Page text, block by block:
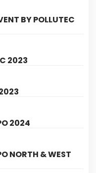
BY POLLUTEC
2023
2024
NORTH & WEST